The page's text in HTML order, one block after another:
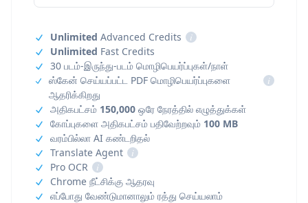
Unlimited Advanced Credits
i
Unlimited Fast Credits
30 படம்-இருந்து-படம் மொழிபெயர்ப்புகள்/நாள்
ஸ்கேன் செய்யப்பட்ட PDF மொழிபெயர்ப்புகளை
ஆதரிக்கிறது
i
அதிகபட்சம் 150,000 ஒரே நேரத்தில் எழுத்துக்கள்
கோப்புகளை அதிகபட்சம் பதிவேற்றவும் 100 MB
வரம்பில்லா AI கண்டறிதல்
Translate Agent
i
Pro OCR
i
Chrome நீட்சிக்கு ஆதரவு
எப்போது வேண்டுமானாலும் ரத்து செய்யலாம்